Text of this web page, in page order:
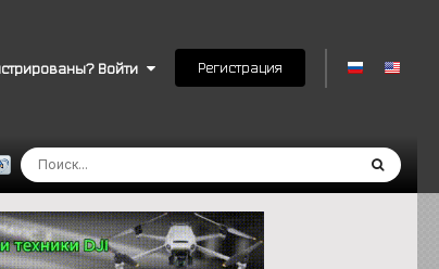
Войти Регистрация